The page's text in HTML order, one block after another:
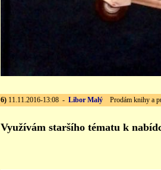
6) 11.11.2016-13:08 - Libor Malý Prodám knihy a
Využívám staršího tématu k